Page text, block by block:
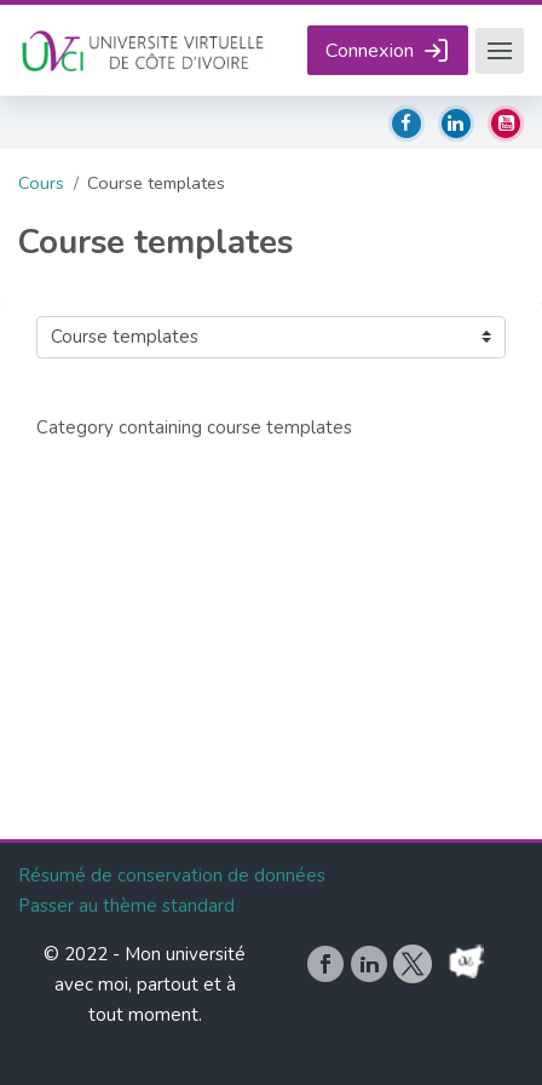
Connexion
Cours Course templates
Course templates
Catégories de cours
Category containing course templates
Résumé de conservation de données
Passer au thème standard
© 2022 - Mon université
avec moi, partout et à
tout moment.